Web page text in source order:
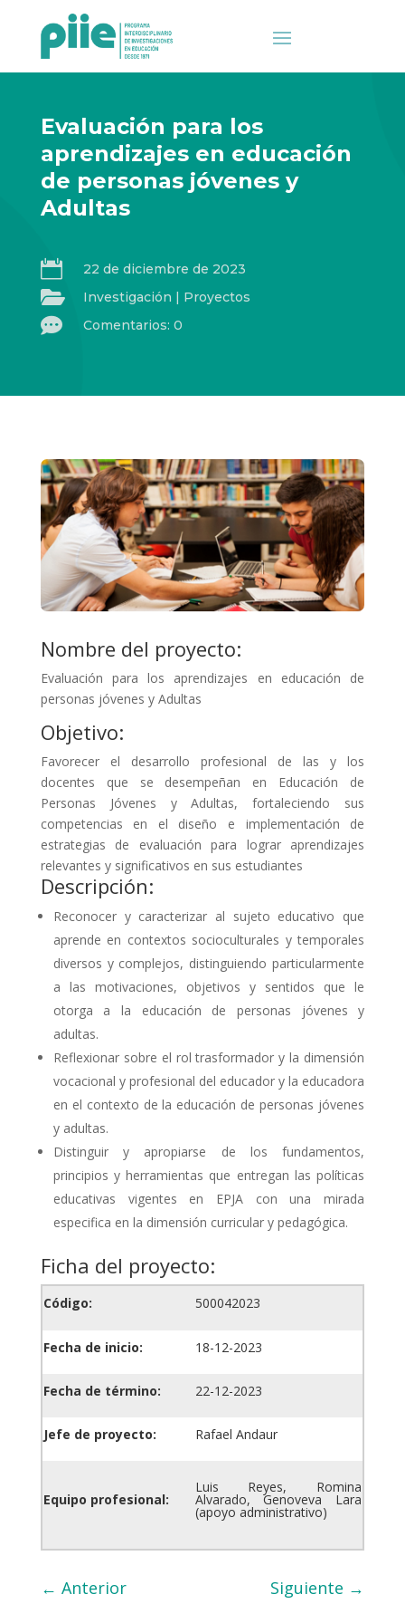
Evaluación para los
aprendizajes en educación
de personas jóvenes y
Adultas
 22 de diciembre de 2023
 Investigación | Proyectos
 Comentarios: 0
Nombre del proyecto:
Evaluación para los aprendizajes en educación de
personas jóvenes y Adultas
Objetivo:
Favorecer el desarrollo profesional de las y los
docentes que se desempeñan en Educación de
Personas Jóvenes y Adultas, fortaleciendo sus
competencias en el diseño e implementación de
estrategias de evaluación para lograr aprendizajes
relevantes y significativos en sus estudiantes
Descripción:
Reconocer y caracterizar al sujeto educativo que
aprende en contextos socioculturales y temporales
diversos y complejos, distinguiendo particularmente
a las motivaciones, objetivos y sentidos que le
otorga a la educación de personas jóvenes y
adultas.
Reflexionar sobre el rol trasformador y la dimensión
vocacional y profesional del educador y la educadora
en el contexto de la educación de personas jóvenes
y adultas.
Distinguir y apropiarse de los fundamentos,
principios y herramientas que entregan las políticas
educativas vigentes en EPJA con una mirada
especifica en la dimensión curricular y pedagógica.
Ficha del proyecto:
Código: 500042023
Fecha de inicio: 18-12-2023
Fecha de término: 22-12-2023
Jefe de proyecto: Rafael Andaur
Equipo profesional:
Luis Reyes, Romina
Alvarado, Genoveva Lara
(apoyo administrativo)
← Anterior Siguiente →